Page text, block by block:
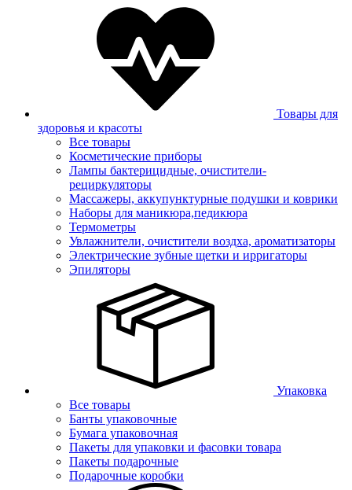
Товары для
здоровья и красоты
Все товары
Косметические приборы
Лампы бактерицидные, очистители-
рециркуляторы
Массажеры, аккупунктурные подушки и коврики
Наборы для маникюра,педикюра
Термометры
Увлажнители, очистители воздха, ароматизаторы
Электрические зубные щетки и ирригаторы
Эпиляторы
Упаковка
Все товары
Банты упаковочные
Бумага упаковочная
Пакеты для упаковки и фасовки товара
Пакеты подарочные
Подарочные коробки